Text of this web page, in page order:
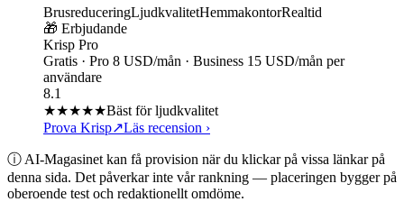
BrusreduceringLjudkvalitetHemmakontorRealtid
🎁 Erbjudande
Krisp Pro
Gratis · Pro 8 USD/mån · Business 15 USD/mån per
användare
8.1
★★★★★Bäst för ljudkvalitet
Prova Krisp↗Läs recension ›
ⓘ AI-Magasinet kan få provision när du klickar på vissa länkar på
denna sida. Det påverkar inte vår rankning — placeringen bygger på
oberoende test och redaktionellt omdöme.